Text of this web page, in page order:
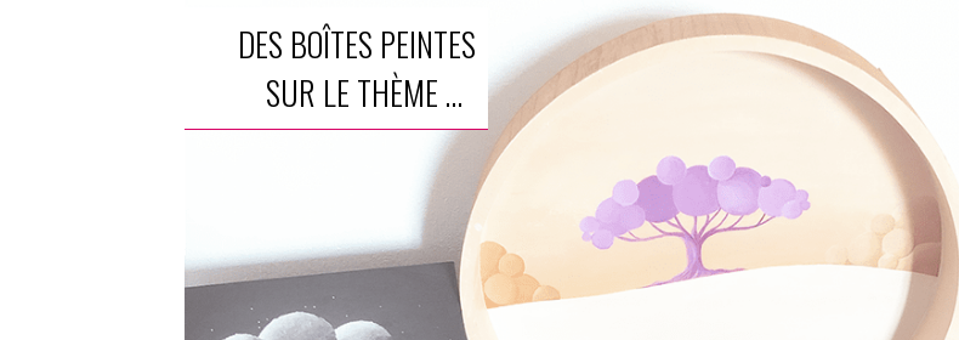
DES BOÎTES PEINTES
SUR LE THÈME DE
L'ARBRE DE VIE